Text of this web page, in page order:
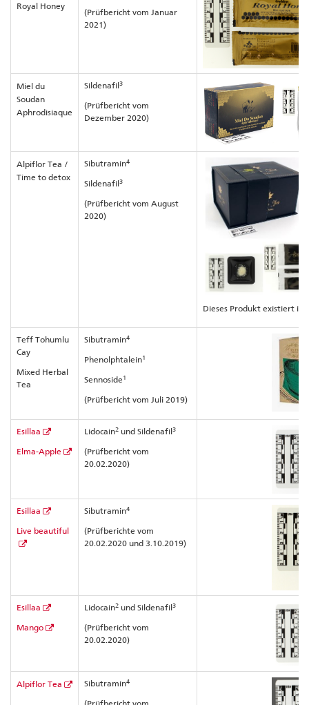
Royal Honey
(Prüfbericht vom Januar
2021)
Miel du
Soudan
Aphrodisiaque
Sildenafil3
(Prüfbericht vom
Dezember 2020)
Alpiflor Tea /
Time to detox
Sibutramin4
Sildenafil3
(Prüfbericht vom August
2020)
Dieses Produkt existiert
Teff Tohumlu
Cay
Mixed Herbal
Tea
Sibutramin4
Phenolphtalein1
Sennoside1
(Prüfbericht vom Juli 2019)
Esillaa
Elma-Apple
Lidocain2 und Sildenafil3
(Prüfbericht vom
20.02.2020)
Esillaa
Live beautiful
Sibutramin4
(Prüfberichte vom
20.02.2020 und 3.10.2019)
Esillaa
Mango
Lidocain2 und Sildenafil3
(Prüfbericht vom
20.02.2020)
Alpiflor Tea Sibutramin4